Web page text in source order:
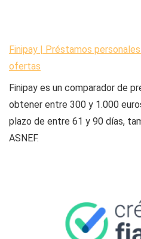
Finipay | Préstamos
ofertas
Finipay es un comparador de
obtener entre 300 y 1.000
plazo de entre 61 y 90 días,
ASNEF.